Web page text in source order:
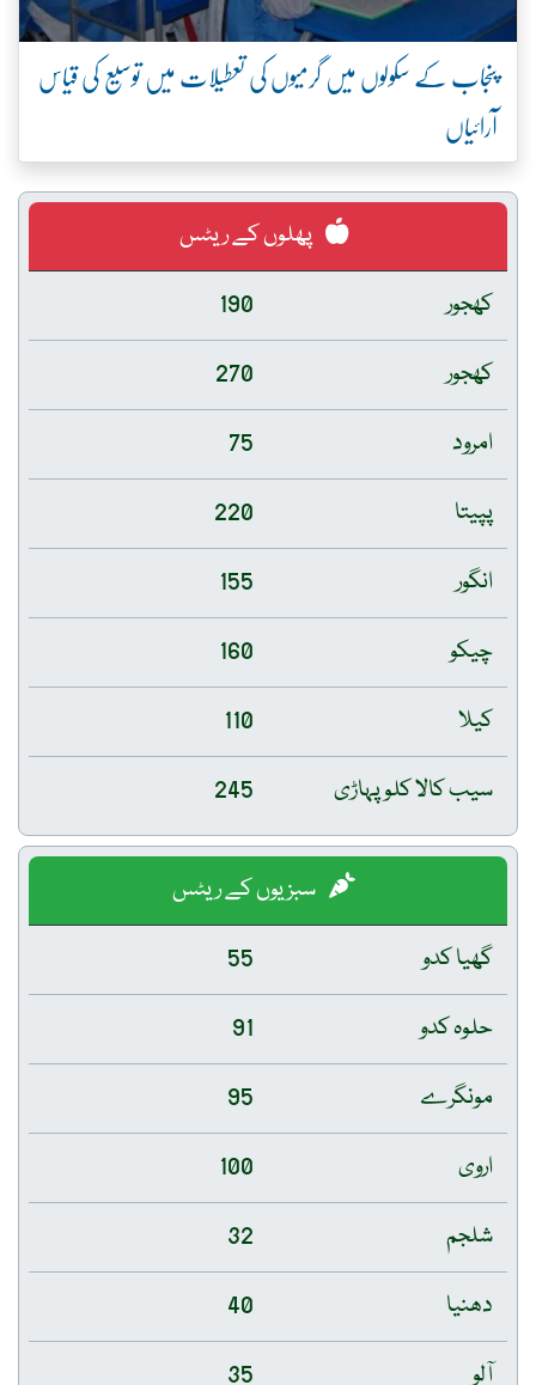
پنجاب کے سکولوں میں گرمیوں کی تعطیلات میں توسیع کی قیاس
آرائیاں
پھلوں کے ریٹس
کھجور
190
کھجور
270
امرود
75
پپیتا
220
انگور
155
چیکو
160
کیلا
110
سیب کالا کلو پہاڑی
245
سبزیوں کے ریٹس
گھیا کدو
55
حلوہ کدو
91
مونگرے
95
اروی
100
شلجم
32
دھنیا
40
آلو
35